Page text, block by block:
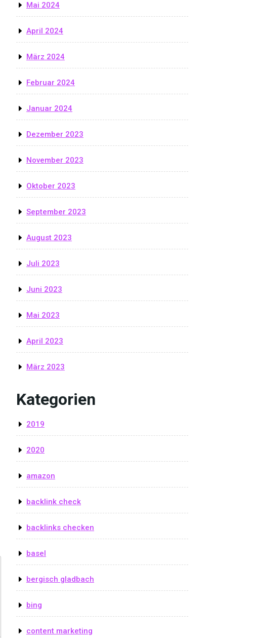
Mai 2024
April 2024
März 2024
Februar 2024
Januar 2024
Dezember 2023
November 2023
Oktober 2023
September 2023
August 2023
Juli 2023
Juni 2023
Mai 2023
April 2023
März 2023
Kategorien
2019
2020
amazon
backlink check
backlinks checken
basel
bergisch gladbach
bing
content marketing